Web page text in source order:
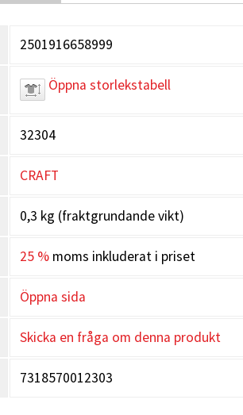
2501916658999
Öppna storlekstabell
32304
CRAFT
0,3 kg (fraktgrundande vikt)
25 %moms inkluderat i priset
Öppna sida
Skicka en fråga om denna produkt
7318570012303